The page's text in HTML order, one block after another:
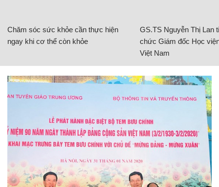
Chăm sóc sức khỏe cần thực hiện
ngay khi cơ thể còn khỏe
GS.TS Nguyễn Thị Lan
chức Giám đốc Học
Việt Nam